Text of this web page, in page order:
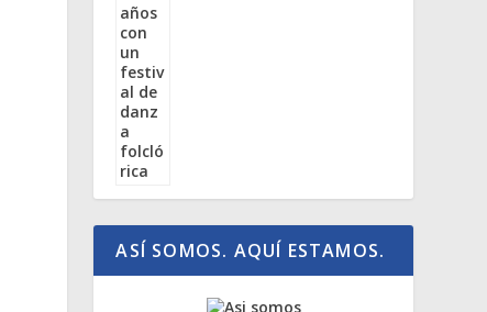
ASÍ SOMOS. AQUÍ ESTAMOS.